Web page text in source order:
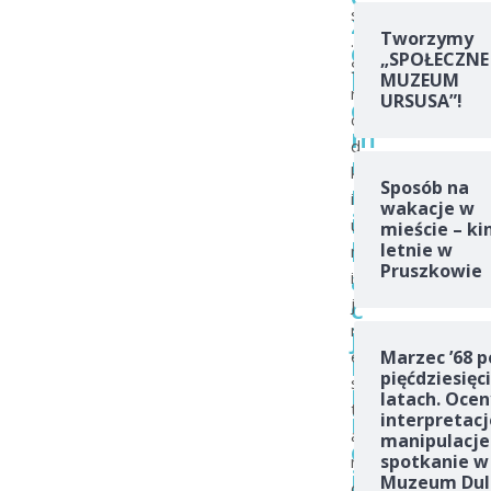
z
o
k
o
m
u
n
i
k
a
c
j
i
m
i
e
j
s
.
Ś
r
o
d
k
i
u
n
i
j
n
e
s
t
a
n
Tworzymy
„SPOŁECZNE
MUZEUM
URSUSA”!
Sposób na
wakacje w
mieście –
letnie w
Pruszkowie
Marzec ’68
latach.
spotkanie w
Muzeum